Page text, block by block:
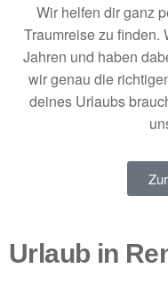
Wir helfen dir ganz
Traumreise zu finden.
Jahren und haben
wir genau die
deines Urlaubs
Urlaub in